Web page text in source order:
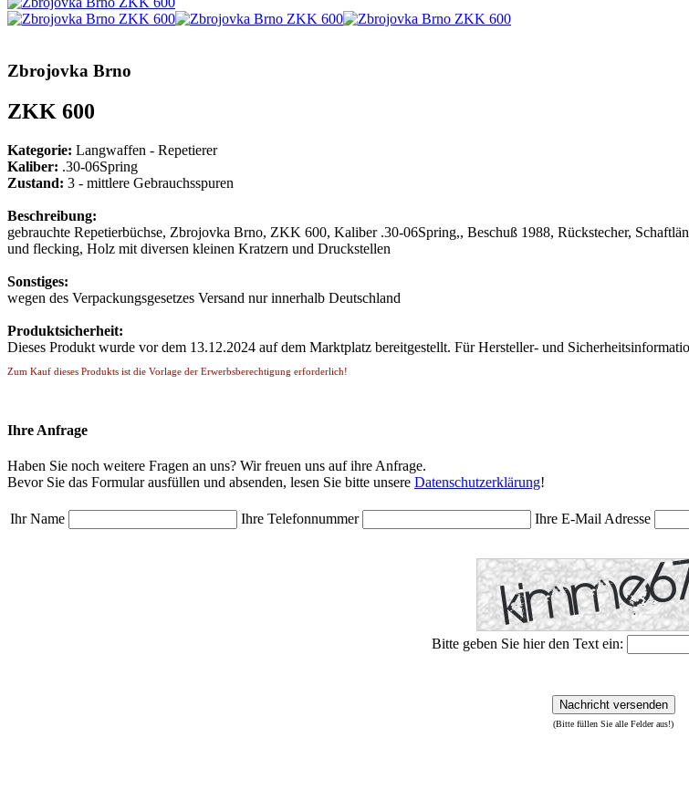
Zbrojovka Brno
ZKK 600
Kategorie: Langwaffen - Repetierer
Kaliber: .30-06Spring
Zustand: 3 - mittlere Gebrauchsspuren
Beschreibung:
gebrauchte Repetierbüchse, Zbrojovka Brno, ZKK 600, Kaliber .30-06Spring,, Beschuß 1988, Rückstecher,
und flecking, Holz mit diversen kleinen Kratzern und Druckstellen
Sonstiges:
wegen des Verpackungsgesetzes Versand nur innerhalb Deutschland
Produktsicherheit:
Dieses Produkt wurde vor dem 13.12.2024 auf dem Marktplatz bereitgestellt. Für Hersteller- und
Zum Kauf dieses Produkts ist die Vorlage der Erwerbsberechtigung erforderlich!
Ihre Anfrage
Haben Sie noch weitere Fragen an uns? Wir freuen uns auf ihre Anfrage.
Bevor Sie das Formular ausfüllen und absenden, lesen Sie bitte unsere Datenschutzerklärung!
Ihr Name Ihre Telefonnummer
Ihre E-Mail Adresse
Bitte geben Sie hier den Text ein:
Nachricht versenden
(Bitte füllen Sie alle Felder aus!)